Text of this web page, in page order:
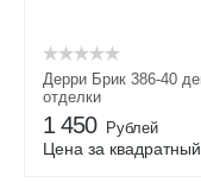
Дерри Брик 386-40
отделки
1 450 Рублей
Цена за